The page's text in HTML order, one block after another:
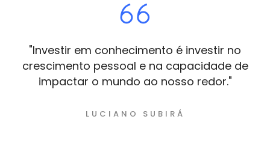
"Investir em conhecimento é investir no
crescimento pessoal e na capacidade de
impactar o mundo ao nosso redor."
LUCIANO SUBIRÁ